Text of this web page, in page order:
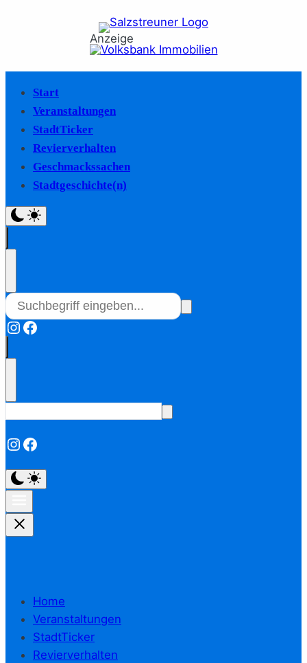
Anzeige
Start
Veranstaltungen
StadtTicker
Revierverhalten
Geschmackssachen
Stadtgeschichte(n)
Instagram
Facebook
Instagram
Facebook
Home
Veranstaltungen
StadtTicker
Revierverhalten